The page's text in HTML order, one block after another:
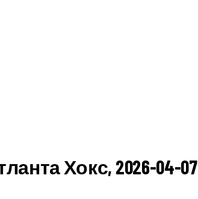
Хокс, 2026-04-07